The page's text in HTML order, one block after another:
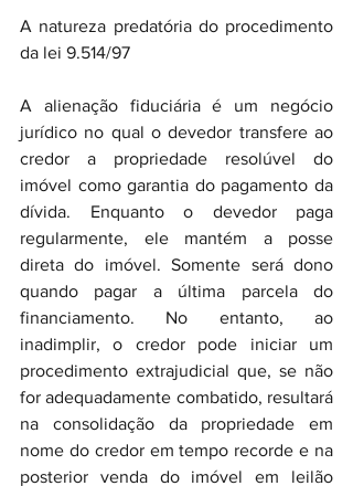
A natureza predatória do procedimento
da lei 9.514/97
A alienação fiduciária é um negócio
jurídico no qual o devedor transfere ao
credor a propriedade resolúvel do
imóvel como garantia do pagamento da
dívida. Enquanto o devedor paga
regularmente, ele mantém a posse
direta do imóvel. Somente será dono
quando pagar a última parcela do
financiamento. No entanto, ao
inadimplir, o credor pode iniciar um
procedimento extrajudicial que, se não
for adequadamente combatido, resultará
na consolidação da propriedade em
nome do credor em tempo recorde e na
posterior venda do imóvel em leilão